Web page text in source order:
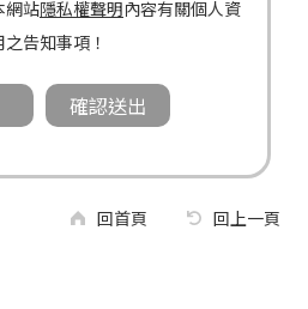
間、地區、對象及方式
目的存續期間及依法令規定
網站隱私權聲明內容有關個人資
告知事項！
回首頁 回上一頁